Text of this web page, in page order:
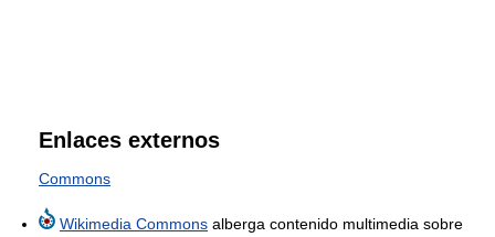
Enlaces externos
Commons
Wikimedia Commons alberga contenido multimedia sobre